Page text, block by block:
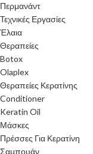
Περμανάντ
Τεχνικές Εργασίες
Έλαια
Θεραπείες
Botox
Olaplex
Θεραπείες Κερατίνης
Conditioner
Keratin Oil
Μάσκες
Πρέσσες Για Κερατίνη
Σαμπουάν